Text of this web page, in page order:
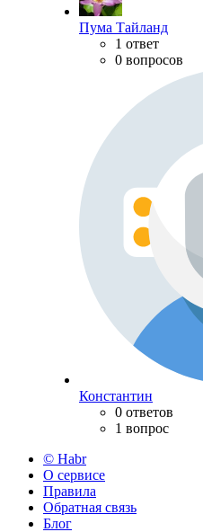
Пума Тайланд
1 ответ
0 вопросов
Константин
0 ответов
1 вопрос
© Habr
О сервисе
Правила
Обратная связь
Блог